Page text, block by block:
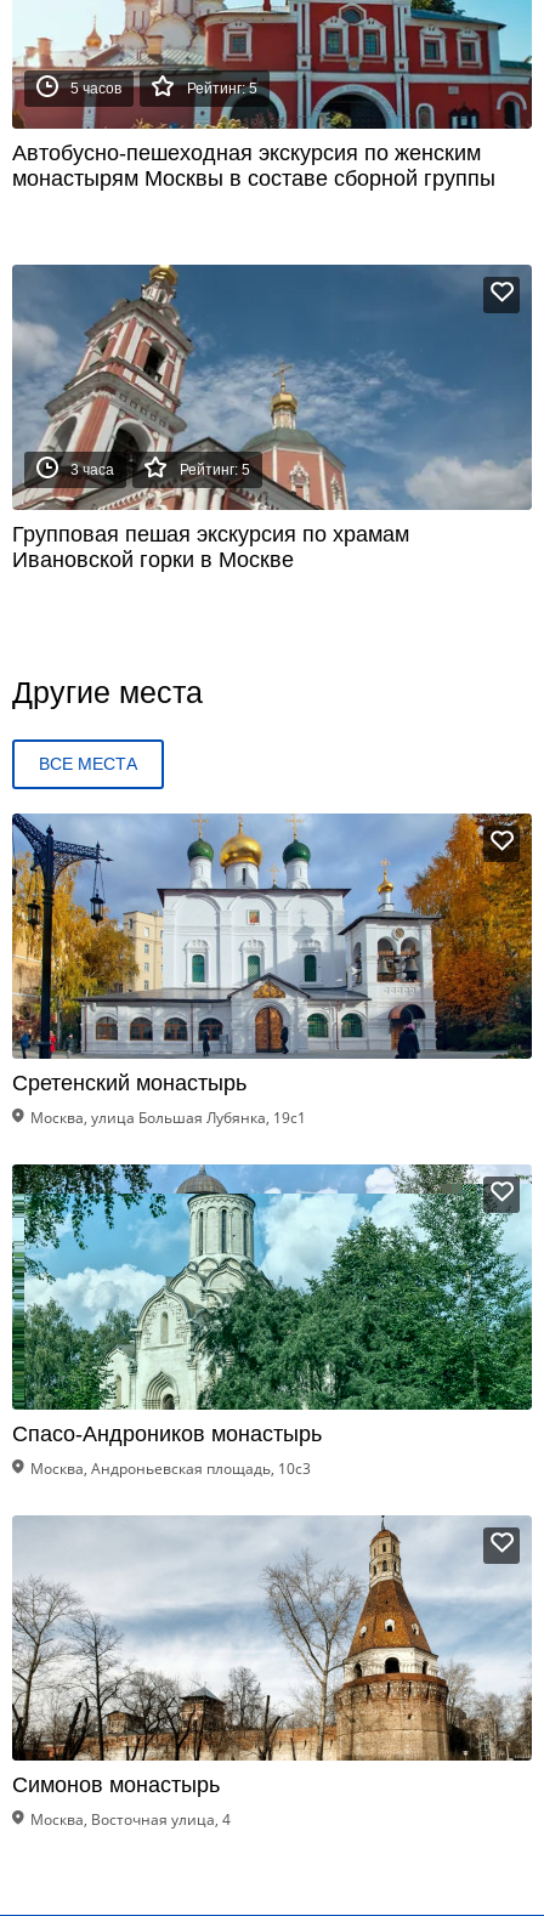
5 часов Рейтинг: 5
Автобусно-пешеходная экскурсия по женским
монастырям Москвы в составе сборной группы
3 часа Рейтинг: 5
Групповая пешая экскурсия по храмам
Ивановской горки в Москве
Другие места
ВСЕ МЕСТА
Сретенский монастырь
Москва, улица Большая Лубянка, 19с1
Спасо-Андроников монастырь
Москва, Андроньевская площадь, 10с3
Симонов монастырь
Москва, Восточная улица, 4